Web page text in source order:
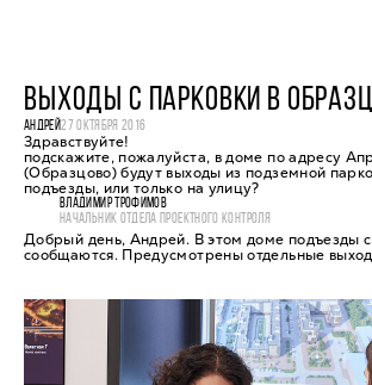
ВЫХОДЫ С ПАРКОВКИ В
АНДРЕЙ27 ОКТЯБРЯ 2016
Здравствуйте!
подскажите, пожалуйста, в доме по адресу
(Образцово) будут выходы из подземной
подъезды, или только на улицу?
ВЛАДИМИР ТРОФИМОВ
НАЧАЛЬНИК ОТДЕЛА ПРОЕКТНОГО КОНТРОЛЯ
Добрый день, Андрей. В этом доме подъезды с
сообщаются. Предусмотрены отдельные